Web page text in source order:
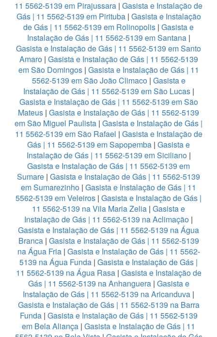
11 5562-5139 em Pirajussara | Gasista e Instalação de
Gás | 11 5562-5139 em Pirituba| Gasista e Instalação
de Gás | 11 5562-5139 em Rolinopolis | Gasista e
Instalação de Gás | 11 5562-5139 em Santana|
Gasista e Instalação de Gás | 11 5562-5139 em Santo
Amaro| Gasista e Instalação de Gás | 11 5562-5139
em São Domingos| Gasista e Instalação de Gás | 11
5562-5139 em São João Climaco| Gasista e
Instalação de Gás | 11 5562-5139 em São Lucas|
Gasista e Instalação de Gás | 11 5562-5139 em São
Mateus | Gasista e Instalação de Gás | 11 5562-5139
em São Miguel Paulista | Gasista e Instalação de Gás |
11 5562-5139 em São Rafael | Gasista e Instalação de
Gás | 11 5562-5139 em Sapopemba | Gasista e
Instalação de Gás | 11 5562-5139 em Siciliano|
Gasista e Instalação de Gás | 11 5562-5139 em
Sumare | Gasista e Instalação de Gás | 11 5562-5139
em Sumarezinho | Gasista e Instalação de Gás | 11
5562-5139 em Veleiros | Gasista e Instalação de Gás |
11 5562-5139 na Vila Maria Zelia | Gasista e
Instalação de Gás | 11 5562-5139 na Aclimação |
Gasista e Instalação de Gás | 11 5562-5139 na Água
Branca| Gasista e Instalação de Gás | 11 5562-5139
na Água Fria| Gasista e Instalação de Gás | 11 5562-
5139 na Água Funda | Gasista e Instalação de Gás |
11 5562-5139 na Água Rasa | Gasista e Instalação de
Gás | 11 5562-5139 na Anhanguera| Gasista e
Instalação de Gás | 11 5562-5139 na Aricanduva |
Gasista e Instalação de Gás | 11 5562-5139 na Barra
Funda | Gasista e Instalação de Gás | 11 5562-5139
em Bela Aliança | Gasista e Instalação de Gás | 11